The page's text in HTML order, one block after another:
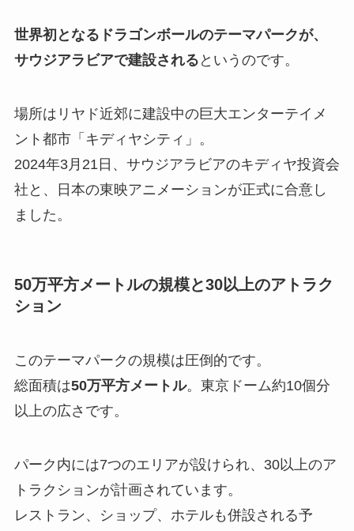
世界初となるドラゴンボールのテーマパークが、
サウジアラビアで建設される というのです。
場所はリヤド近郊に建設中の巨大エンターテイメ
ント都市「キディヤシティ」。
2024年3月21日、サウジアラビアのキディヤ投資会
社と、日本の東映アニメーションが正式に合意し
ました。
50万平方メートルの規模と30以上のアトラク
ション
このテーマパークの規模は圧倒的です。
総面積は50万平方メートル。東京ドーム約10個分
以上の広さです。
パーク内には7つのエリアが設けられ、30以上のア
トラクションが計画されています。
レストラン、ショップ、ホテルも併設される予